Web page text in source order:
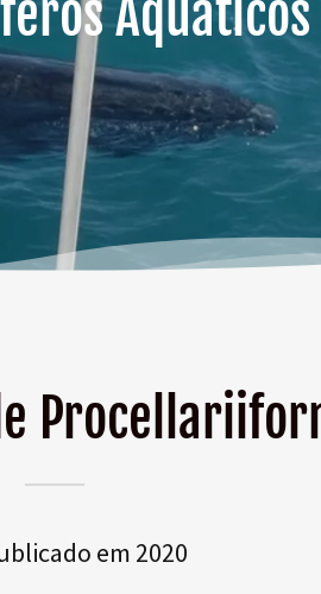
Aquáticos
em 2020